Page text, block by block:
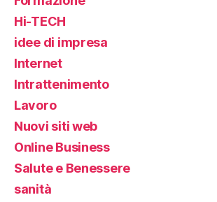
Hi-TECH
idee di impresa
Internet
Intrattenimento
Lavoro
Nuovi siti web
Online Business
Salute e Benessere
sanità